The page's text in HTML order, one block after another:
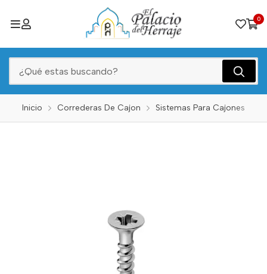
0
Inicio Correderas De Cajon Sistemas Para Cajones